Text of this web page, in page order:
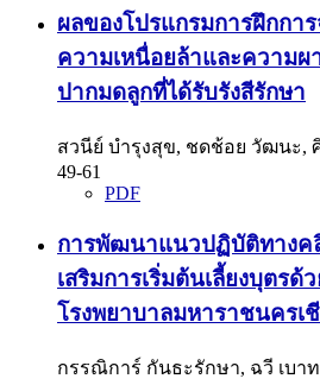
ผลของโปรแกรมการฝึกกา
ความเหนื่อยล้าและความผ
ปากมดลูกที่ได้รับรังสีรักษา
สวนีย์ บำรุงสุข, ชดช้อย วัฒนะ,
49-61
PDF
การพัฒนาแนวปฏิบัติทางค
เสริมการเริ่มต้นเลี้ยงบุตร
โรงพยาบาลมหาราชนครเ
กรรณิการ์ กันธะรักษา, ฉวี เบา